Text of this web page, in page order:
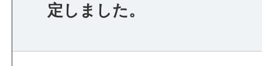
定しました。